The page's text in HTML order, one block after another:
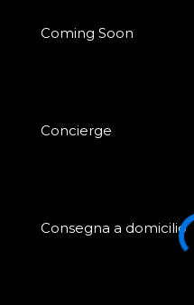
Coming Soon
Concierge
Consegna a domicilio